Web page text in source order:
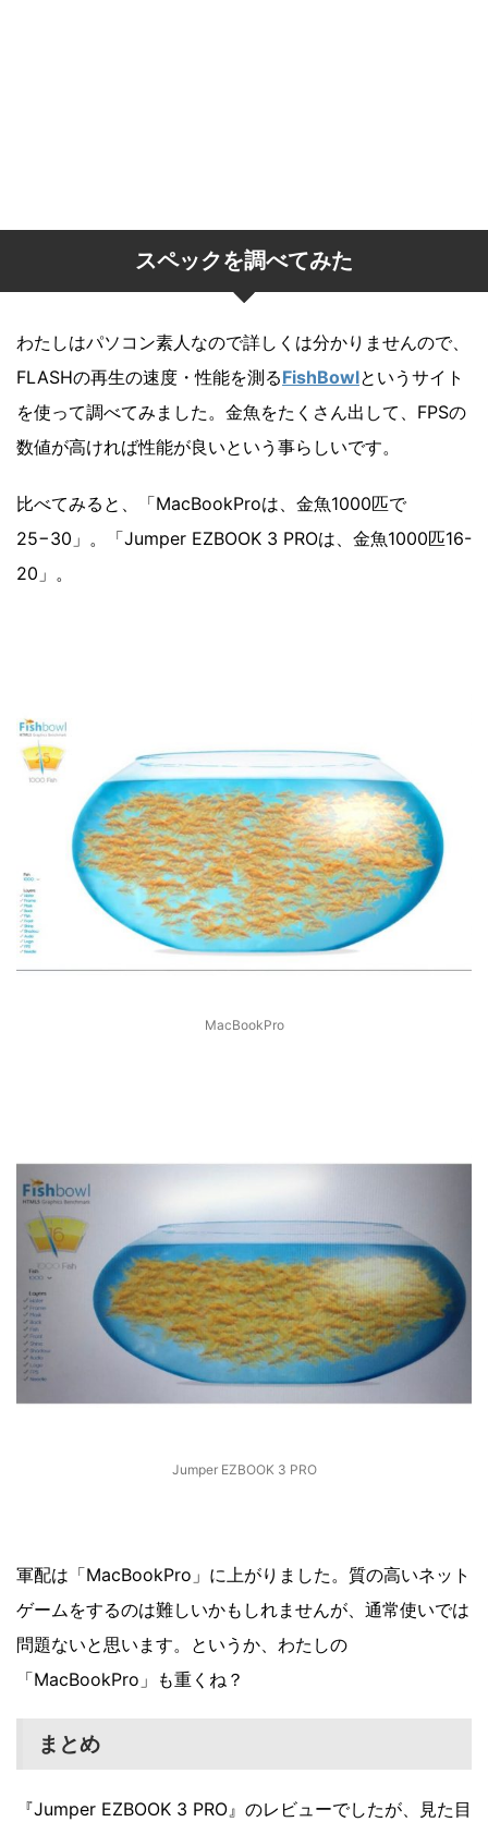
スペックを調べてみた
わたしはパソコン素人なので詳しくは分かりませんので、
FLASHの再生の速度・性能を測るFishBowlというサイト
を使って調べてみました。金魚をたくさん出して、FPSの
数値が高ければ性能が良いという事らしいです。
比べてみると、「MacBookProは、金魚1000匹で
25−30」。「Jumper EZBOOK 3 PROは、金魚1000匹16-
20」。
MacBookPro
Jumper EZBOOK 3 PRO
軍配は「MacBookPro」に上がりました。質の高いネット
ゲームをするのは難しいかもしれませんが、通常使いでは
問題ないと思います。というか、わたしの
「MacBookPro」も重くね？
まとめ
『Jumper EZBOOK 3 PRO』のレビューでしたが、見た目